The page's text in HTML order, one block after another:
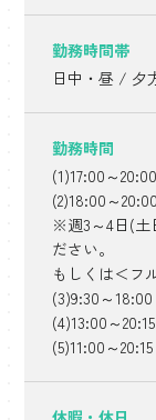
勤務時間帯
日中・昼 / 夕
勤務時間
(1)17:00～
(2)18:00～
※週3～4日(土
ださい。
もしくは＜フ
(3)9:30～18:00
(4)13:00～
(5)11:00～